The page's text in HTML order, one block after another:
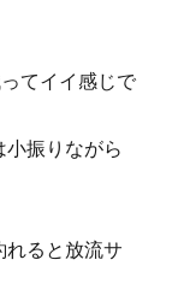
てイイ感じで
振りながら
れると放流サ